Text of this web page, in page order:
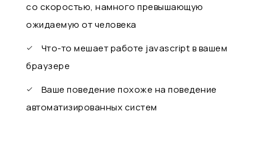
со скоростью, намного превышающую
ожидаемую от человека
Что-то мешает работе javascript в вашем
браузере
Ваше поведение похоже на поведение
автоматизированных систем